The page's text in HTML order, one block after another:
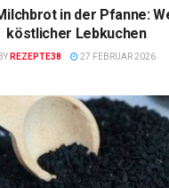
in der Pfanne:
köstlicher Lebkuchen
BY REZEPTE38 27 FEBRUAR 2026